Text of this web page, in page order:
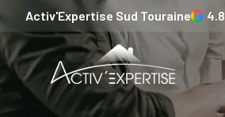
Activ'Expertise Sud Touraine 4.8